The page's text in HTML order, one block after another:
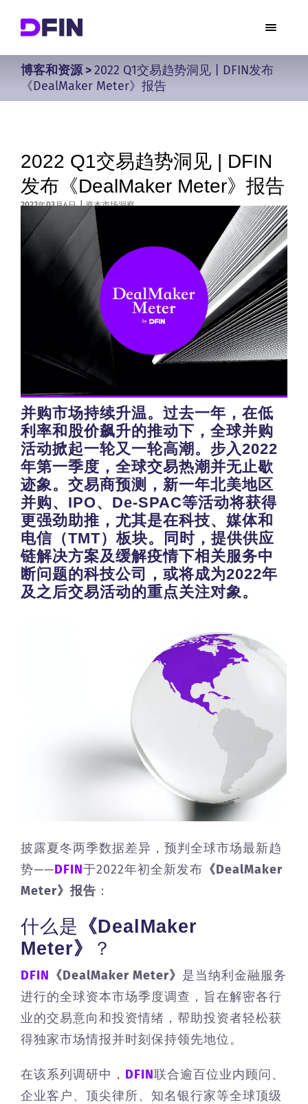
博客和资源>2022 Q1交易趋势洞见 | DFIN发布
《DealMaker Meter》报告
2022 Q1交易趋势洞见 | DFIN
发布《DealMaker Meter》报告
2022年03月4日 | 资本市场洞察
并购市场持续升温。过去一年，在低
利率和股价飙升的推动下，全球并购
活动掀起一轮又一轮高潮。步入2022
年第一季度，全球交易热潮并无止歇
迹象。交易商预测，新一年北美地区
并购、IPO、De-SPAC等活动将获得
更强劲助推，尤其是在科技、媒体和
电信（TMT）板块。同时， 提供供应
链解决方案及缓解疫情下相关服务中
断问题的科技公司，或将成为2022年
及之后交易活动的重点关注对象。
披露夏冬两季数据差异，预判全球市场最新趋
势——DFIN于2022年初全新发布 《DealMaker
Meter》报告 ：
什么是 《DealMaker
Meter》
？
DFIN 《DealMaker Meter》 是当纳利金融服务
进行的全球资本市场季度调查，旨在解密各行
业的交易意向和投资情绪，帮助投资者轻松获
得独家市场情报并时刻保持领先地位。
在该系列调研中， DFIN联合逾百位业内顾问、
企业客户、顶尖律所、知名银行家等全球顶级